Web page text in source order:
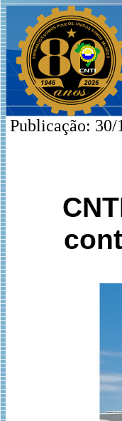
Publicação: 30/